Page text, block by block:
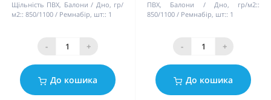
Щільність ПВХ, Балони / Дно, гр/
м2:: 850/1100 Ремнабір, шт:: 1
- +
До кошика
ПВХ, Балони / Дно, гр/м2::
850/1100
Ремнабір, шт:: 1
- +
До кошика